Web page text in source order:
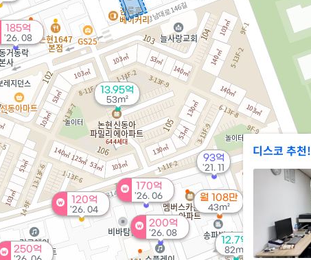
185억
'26. 08
200억
'26. 08
월 108만
43m²
13.95억
53m²
250억
170억
'26. 06
12.7억
82m²
120억
'26. 04
93억
'21. 11
디스코 추천!